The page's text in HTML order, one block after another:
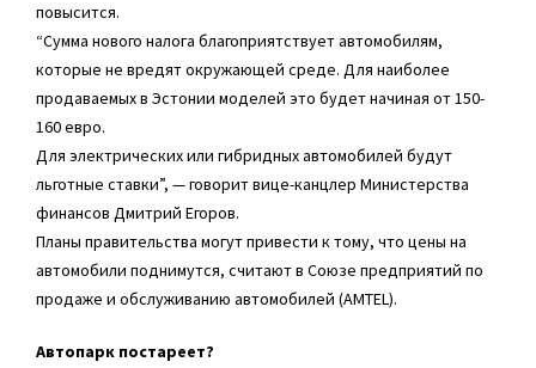
повысится.
“Сумма нового налога благоприятствует автомобилям,
которые не вредят окружающей среде. Для наиболее
продаваемых в Эстонии моделей это будет начиная от 150-
160 евро.
Для электрических или гибридных автомобилей будут
льготные ставки”, — говорит вице-канцлер Министерства
финансов Дмитрий Егоров.
Планы правительства могут привести к тому, что цены на
автомобили поднимутся, считают в Союзе предприятий по
продаже и обслуживанию автомобилей (AMTEL).
Автопарк постареет?